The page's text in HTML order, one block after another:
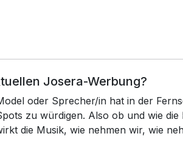
Josera-Werbung?
oder Sprecher/in hat in der
zu würdigen. Also ob und wie
die Musik, wie nehmen wir, wie